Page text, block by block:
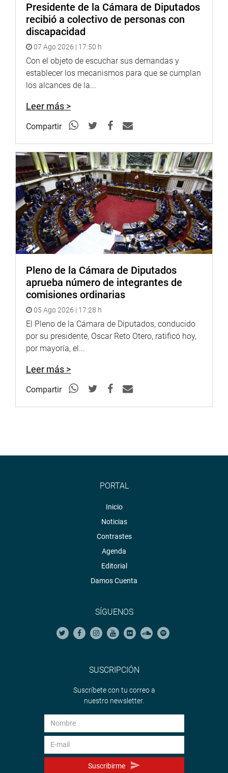
Presidente de la Cámara de Diputados
recibió a colectivo de personas con
discapacidad
07 Ago 2026 | 17:50 h
Con el objeto de escuchar sus demandas y
establecer los mecanismos para que se cumplan
los alcances de la...
Leer más >
Compartir
Pleno de la Cámara de Diputados
aprueba número de integrantes de
comisiones ordinarias
05 Ago 2026 | 17:28 h
El Pleno de la Cámara de Diputados, conducido
por su presidente, Oscar Reto Otero, ratificó hoy,
por mayoría, el...
Leer más >
Compartir
PORTAL
Inicio
Noticias
Contrastes
Agenda
Editorial
Damos Cuenta
SÍGUENOS
SUSCRIPCIÓN
Suscríbete con tu correo a
nuestro newsletter.
Suscribirme